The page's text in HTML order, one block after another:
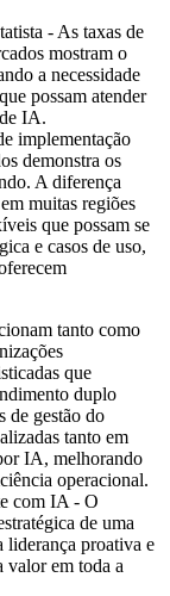
implementação
demonstra os
A diferença
muitas regiões
que possam se
e casos de uso,
tanto como
que
duplo
de gestão do
tanto em
IA, melhorando
operacional.